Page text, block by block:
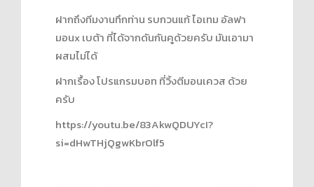
ฝากถึงทีมงานทึกท่าน รบกวนแก้ ไอเทม อัลฟา
มอนx เบต้า ที่ได้จากดันกันคูด้วยครับ มันเอามา
ผสมไม่ได้
ฝากเรื้อง โปรแกรมบอท ที่วิ้งตีมอนเควส ด้วย
ครับ
https://youtu.be/83AkwQDUYcI?
si=dHwTHjQgwKbrOlf5